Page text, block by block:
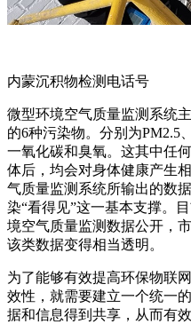
内蒙沉积物检测电话号
微型环境空气质量监测系统
的6种污染物。分别为PM2.5
一氧化碳和臭氧。这其中任
体后，均会对身体健康产生
气质量监测系统所输出的数
染“看得见”这一基本支撑。
境空气质量监测数据公开，
该类数据变得相当透明。
为了能够有效提高环保物联
效性，就需要建立一个统一
据和信息得到共享，从而有